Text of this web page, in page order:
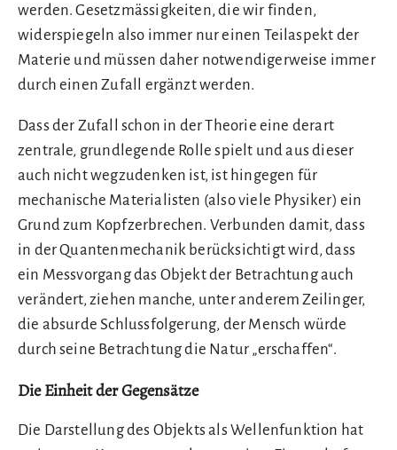
werden. Gesetzmässigkeiten, die wir finden,
widerspiegeln also immer nur einen Teilaspekt der
Materie und müssen daher notwendigerweise immer
durch einen Zufall ergänzt werden.
Dass der Zufall schon in der Theorie eine derart
zentrale, grundlegende Rolle spielt und aus dieser
auch nicht wegzudenken ist, ist hingegen für
mechanische Materialisten (also viele Physiker) ein
Grund zum Kopfzerbrechen. Verbunden damit, dass
in der Quantenmechanik berücksichtigt wird, dass
ein Messvorgang das Objekt der Betrachtung auch
verändert, ziehen manche, unter anderem Zeilinger,
die absurde Schlussfolgerung, der Mensch würde
durch seine Betrachtung die Natur „erschaffen“.
Die Einheit der Gegensätze
Die Darstellung des Objekts als Wellenfunktion hat